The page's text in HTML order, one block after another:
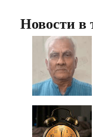
Новости в